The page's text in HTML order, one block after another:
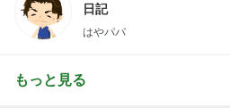
日記
はやパパ
もっと見る